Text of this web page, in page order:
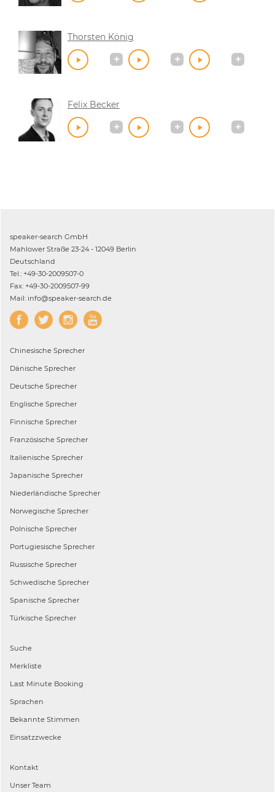
Thorsten König
Felix Becker
speaker-search GmbH
Mahlower Straße 23-24 - 12049 Berlin
Deutschland
Tel.: +49-30-2009507-0
Fax: +49-30-2009507-99
Mail: info@speaker-search.de
Chinesische Sprecher
Dänische Sprecher
Deutsche Sprecher
Englische Sprecher
Finnische Sprecher
Französische Sprecher
Italienische Sprecher
Japanische Sprecher
Niederländische Sprecher
Norwegische Sprecher
Polnische Sprecher
Portugiesische Sprecher
Russische Sprecher
Schwedische Sprecher
Spanische Sprecher
Türkische Sprecher
Suche
Merkliste
Last Minute Booking
Sprachen
Bekannte Stimmen
Einsatzzwecke
Kontakt
Unser Team